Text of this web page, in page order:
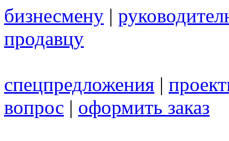
бизнесмену |
продавцу
спецпредложения |
вопрос | оформить заказ